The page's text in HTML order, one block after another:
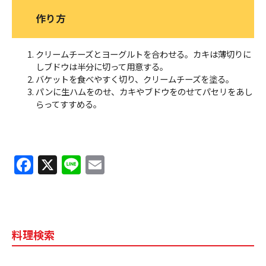
作り方
クリームチーズとヨーグルトを合わせる。カキは薄切りに
しブドウは半分に切って用意する。
バケットを食べやすく切り、クリームチーズを塗る。
パンに生ハムをのせ、カキやブドウをのせてパセリをあし
らってすすめる。
F
a
b
X Li
n
料理検索